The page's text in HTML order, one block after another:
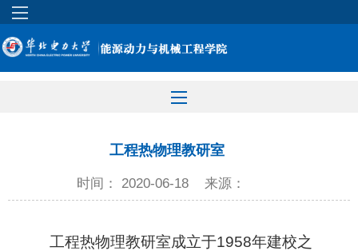
工程热物理教研室
时间： 2020-06-18 来源：
工程热物理教研室成立于1958年建校之